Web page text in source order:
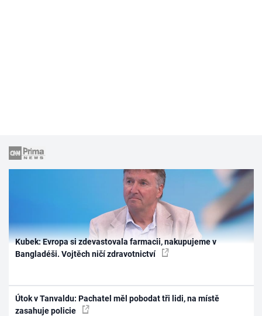
Kubek: Evropa si zdevastovala farmacii, nakupujeme v
Bangladéši. Vojtěch ničí zdravotnictví
Útok v Tanvaldu: Pachatel měl pobodat tři lidi, na místě
zasahuje policie